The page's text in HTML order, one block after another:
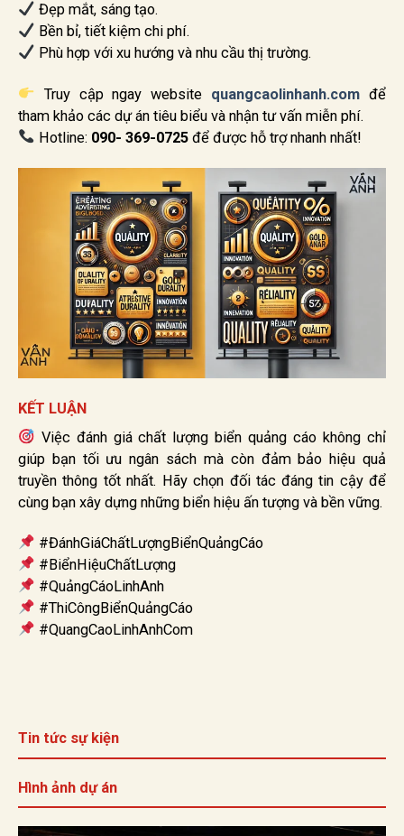
Đẹp mắt, sáng tạo.
Bền bỉ, tiết kiệm chi phí.
Phù hợp với xu hướng và nhu cầu thị trường.
Truy cập ngay website quangcaolinhanh.com để
tham khảo các dự án tiêu biểu và nhận tư vấn miễn phí.
Hotline: 090- 369-0725 để được hỗ trợ nhanh nhất!
KẾT LUẬN
Việc đánh giá chất lượng biển quảng cáo không chỉ
giúp bạn tối ưu ngân sách mà còn đảm bảo hiệu quả
truyền thông tốt nhất. Hãy chọn đối tác đáng tin cậy để
cùng bạn xây dựng những biển hiệu ấn tượng và bền vững.
#ĐánhGiáChấtLượngBiểnQuảngCáo
#BiểnHiệuChấtLượng
#QuảngCáoLinhAnh
#ThiCôngBiểnQuảngCáo
#QuangCaoLinhAnhCom
Tin tức sự kiện
Hình ảnh dự án